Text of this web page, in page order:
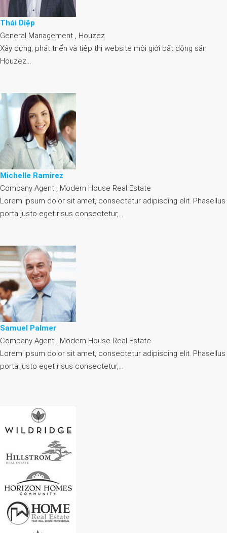
Thái Diệp
General Management , Houzez
Xây dựng, phát triển và tiếp thị website môi giới bất động sản
Houzez…
Michelle Ramirez
Company Agent , Modern House Real Estate
Lorem ipsum dolor sit amet, consectetur adipiscing elit. Phasellus
porta justo eget risus consectetur,…
Samuel Palmer
Company Agent , Modern House Real Estate
Lorem ipsum dolor sit amet, consectetur adipiscing elit. Phasellus
porta justo eget risus consectetur,…